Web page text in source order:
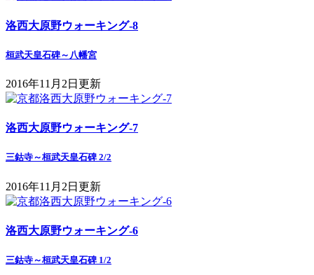
洛西大原野ウォーキング-8
桓武天皇石碑～八幡宮
2016年11月2日更新
洛西大原野ウォーキング-7
三鈷寺～桓武天皇石碑 2/2
2016年11月2日更新
洛西大原野ウォーキング-6
三鈷寺～桓武天皇石碑 1/2